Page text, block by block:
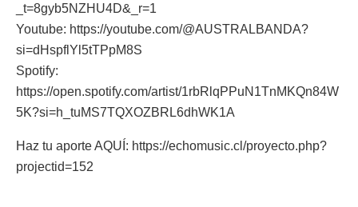
_t=8gyb5NZHU4D&_r=1
Youtube: https://youtube.com/@AUSTRALBANDA?
si=dHspflYl5tTPpM8S
Spotify:
https://open.spotify.com/artist/1rbRlqPPuN1TnMKQn84W
5K?si=h_tuMS7TQXOZBRL6dhWK1A
Haz tu aporte AQUÍ: https://echomusic.cl/proyecto.php?
projectid=152